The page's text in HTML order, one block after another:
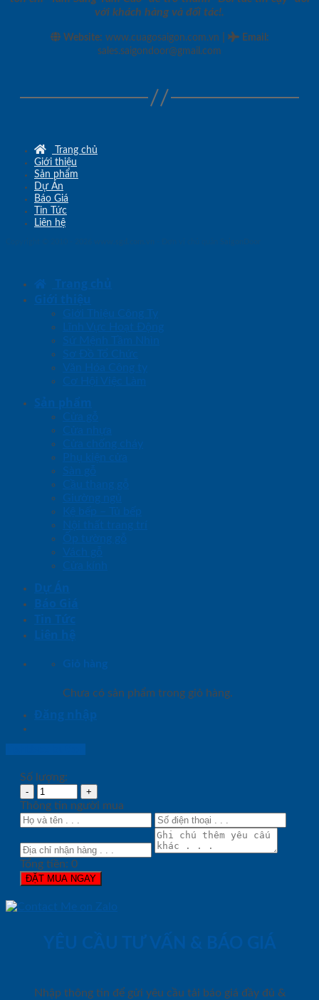
với khách hàng và đối tác!.
Website: www.cuagosaigon.com.vn Email :
sales.saigondoor@gmail.com
Trang chủ
Giới thiệu
Sản phẩm
Dự Án
Báo Giá
Tin Tức
Liên hệ
Trang chủ
Giới thiệu
Giới Thiệu Công Ty
Lĩnh Vực Hoạt Động
Sứ Mệnh Tầm Nhìn
Sơ Đồ Tổ Chức
Văn Hóa Công ty
Cơ Hội Việc Làm
Sản phẩm
Cửa gỗ
Cửa nhựa
Cửa chống cháy
Phụ kiện cửa
Sàn gỗ
Cầu thang gỗ
Giường ngủ
Kệ bếp – Tủ bếp
Nội thất trang trí
Ốp tường gỗ
Vách gỗ
Cửa kính
Dự Án
Báo Giá
Tin Tức
Liên hệ
Giỏ hàng
Chưa có sản phẩm trong giỏ hàng.
Đăng nhập
Số lượng:
Thông tin người mua
Tổng tiền: 0
ĐẶT MUA NGAY
YÊU CẦU TƯ VẤN & BÁO GIÁ
Nhập thông tin để gửi yêu cầu tải báo giá đầy đủ &